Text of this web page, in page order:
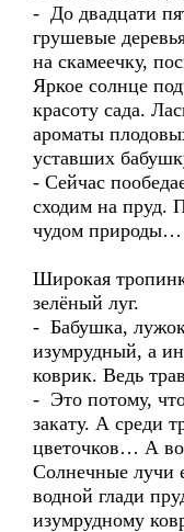
- До двадцати
грушевые
на скамеечку,
Яркое солнце
красоту сада.
ароматы
уставших
- Сейчас
сходим на пруд.
чудом природы…
Широкая
зелёный луг.
- Бабушка,
изумрудный, а
коврик. Ведь
- Это потому,
закату. А среди
цветочков… А
Солнечные лучи
водной глади
изумрудному